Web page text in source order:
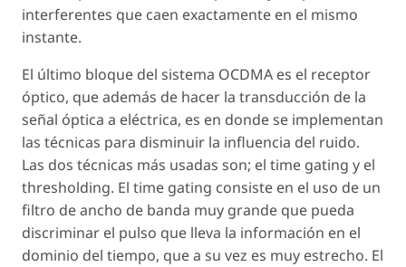
interferentes que caen exactamente en el mismo
instante.
El último bloque del sistema OCDMA es el receptor
óptico, que además de hacer la transducción de la
señal óptica a eléctrica, es en donde se implementan
las técnicas para disminuir la influencia del ruido.
Las dos técnicas más usadas son; el time gating y el
thresholding. El time gating consiste en el uso de un
filtro de ancho de banda muy grande que pueda
discriminar el pulso que lleva la información en el
dominio del tiempo, que a su vez es muy estrecho. El